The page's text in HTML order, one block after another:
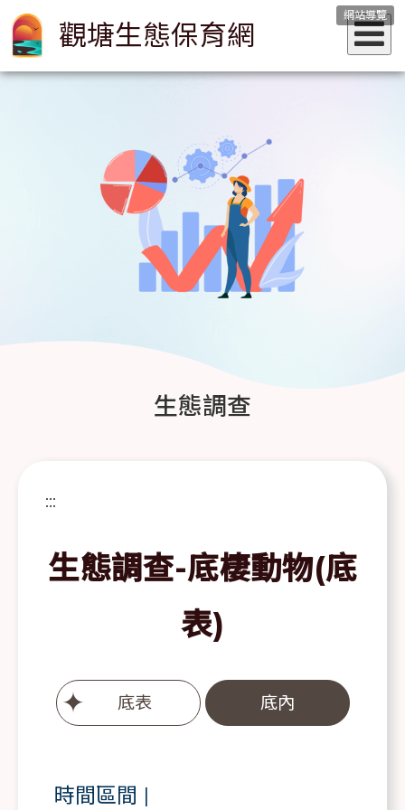
網站導覽
觀塘生態保育網
生態調查
:::
生態調查-底棲動物(底
表)
底表 底內
時間區間 |